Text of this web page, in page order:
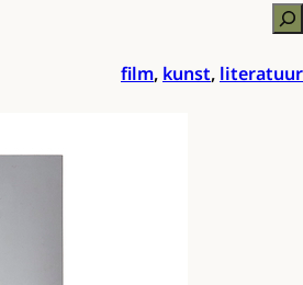
film, kunst, literatuur